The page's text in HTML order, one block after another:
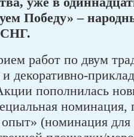
Победу» –
СНГ.
работ по двум
декоративно-
пополнилась
номинация,
(номинация для